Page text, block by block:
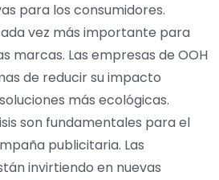
para los consumidores.
vez más importante para
marcas. Las empresas de OOH
de reducir su impacto
más ecológicas.
son fundamentales para el
publicitaria. Las
invirtiendo en nuevas